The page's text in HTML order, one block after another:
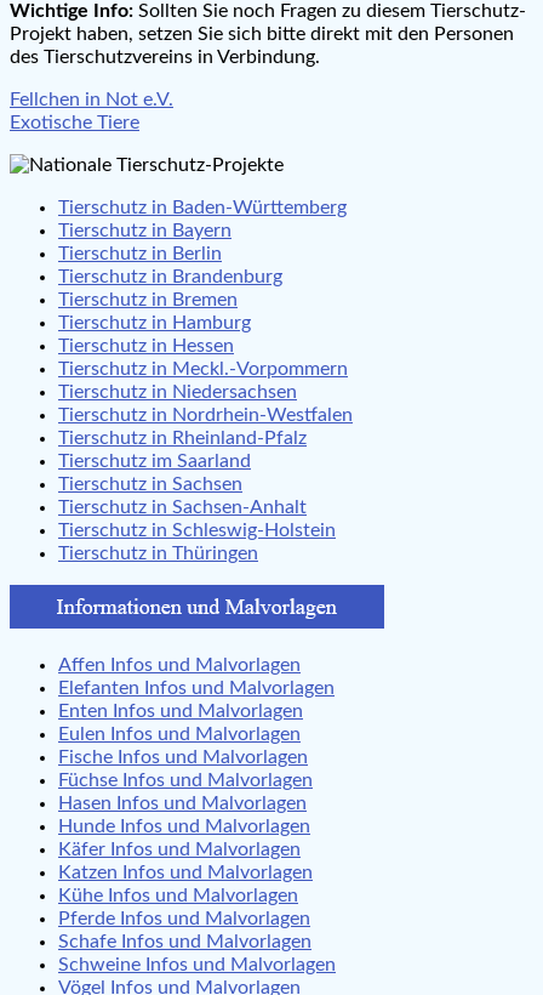
Wichtige Info: Sollten Sie noch Fragen zu diesem Tierschutz-
Projekt haben, setzen Sie sich bitte direkt mit den Personen
des Tierschutzvereins in Verbindung.
Beitragsnavigation
Fellchen in Not e.V.
Exotische Tiere
Tierschutz in Baden-Württemberg
Tierschutz in Bayern
Tierschutz in Berlin
Tierschutz in Brandenburg
Tierschutz in Bremen
Tierschutz in Hamburg
Tierschutz in Hessen
Tierschutz in Meckl.-Vorpommern
Tierschutz in Niedersachsen
Tierschutz in Nordrhein-Westfalen
Tierschutz in Rheinland-Pfalz
Tierschutz im Saarland
Tierschutz in Sachsen
Tierschutz in Sachsen-Anhalt
Tierschutz in Schleswig-Holstein
Tierschutz in Thüringen
Affen Infos und Malvorlagen
Elefanten Infos und Malvorlagen
Enten Infos und Malvorlagen
Eulen Infos und Malvorlagen
Fische Infos und Malvorlagen
Füchse Infos und Malvorlagen
Hasen Infos und Malvorlagen
Hunde Infos und Malvorlagen
Käfer Infos und Malvorlagen
Katzen Infos und Malvorlagen
Kühe Infos und Malvorlagen
Pferde Infos und Malvorlagen
Schafe Infos und Malvorlagen
Schweine Infos und Malvorlagen
Vögel Infos und Malvorlagen